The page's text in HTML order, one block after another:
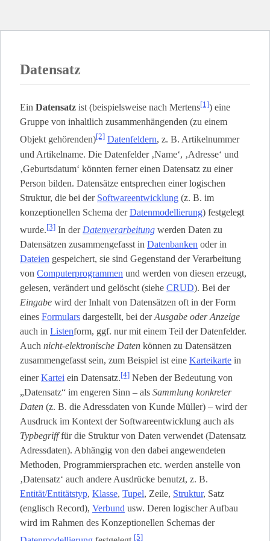
Datensatz
Ein Datensatz ist (beispielsweise nach Mertens[1]) eine
Gruppe von inhaltlich zusammenhängenden (zu einem
Objekt gehörenden)[2] Datenfeldern, z. B. Artikelnummer
und Artikelname. Die Datenfelder ‚Name‘, ‚Adresse‘ und
‚Geburtsdatum‘ könnten ferner einen Datensatz zu einer
Person bilden. Datensätze entsprechen einer logischen
Struktur, die bei der Softwareentwicklung (z. B. im
konzeptionellen Schema derDatenmodellierung) festgelegt
wurde.[3] In der Datenverarbeitung werden Daten zu
Datensätzen zusammengefasst in Datenbanken oder in
Dateien gespeichert, sie sind Gegenstand der Verarbeitung
von Computerprogrammen und werden von diesen erzeugt,
gelesen, verändert und gelöscht (siehe CRUD). Bei der
Eingabe wird der Inhalt von Datensätzen oft in der Form
eines Formulars dargestellt, bei derAusgabe oder Anzeige
auch in Listen­form, ggf. nur mit einem Teil der Datenfelder.
Auch nicht-elektronische Daten können zu Datensätzen
zusammengefasst sein, zum Beispiel ist eine Karteikarte in
einerKartei ein Datensatz.[4] Neben der Bedeutung von
„Datensatz“ im engeren Sinn – als Sammlung konkreter
Daten (z. B. die Adressdaten von Kunde Müller) – wird der
Ausdruck im Kontext der Softwareentwicklung auch als
Typbegrifffür die Struktur von Daten verwendet (Datensatz
Adressdaten). Abhängig von den dabei angewendeten
Methoden, Programmiersprachen etc. werden anstelle von
‚Datensatz‘ auch andere Ausdrücke benutzt, z. B.
Entität/Entitätstyp, Klasse, Tupel, Zeile, Struktur, Satz
(englisch Record), Verbund usw. Deren logischer Aufbau
wird im Rahmen des Konzeptionellen Schemas der
[5]